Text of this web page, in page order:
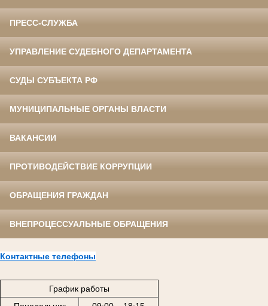
ПРЕСС-СЛУЖБА
УПРАВЛЕНИЕ СУДЕБНОГО ДЕПАРТАМЕНТА
СУДЫ СУБЪЕКТА РФ
МУНИЦИПАЛЬНЫЕ ОРГАНЫ ВЛАСТИ
ВАКАНСИИ
ПРОТИВОДЕЙСТВИЕ КОРРУПЦИИ
ОБРАЩЕНИЯ ГРАЖДАН
ВНЕПРОЦЕССУАЛЬНЫЕ ОБРАЩЕНИЯ
Контактные телефоны
График работы